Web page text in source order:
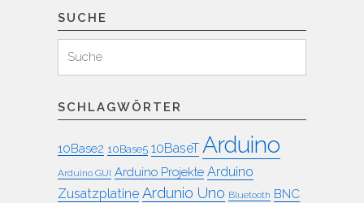
SUCHE
für:
Suchen
SCHLAGWÖRTER
10Base2 10Base5 10BaseT Arduino
Arduino GUI Arduino Projekte Arduino
Zusatzplatine Ardunio Uno Bluetooth BNC